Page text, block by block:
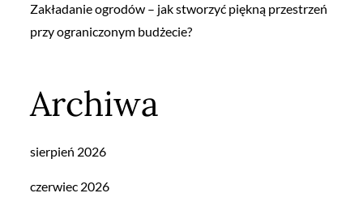
Zakładanie ogrodów – jak stworzyć piękną przestrzeń
przy ograniczonym budżecie?
Archiwa
sierpień 2026
czerwiec 2026